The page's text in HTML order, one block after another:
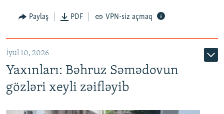
Paylaş PDF VPN-siz açmaq
İyul 10, 2026
Yaxınları: Bəhruz Səmədovun
gözləri xeyli zəifləyib